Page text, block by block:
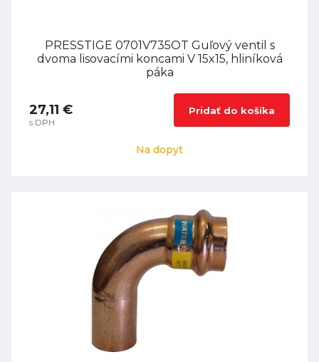
PRESSTIGE 0701V735OT Guľový ventil s
dvoma lisovacími koncami V 15x15, hliníková
páka
27,11 €
s DPH
Pridať do košíka
Na dopyt